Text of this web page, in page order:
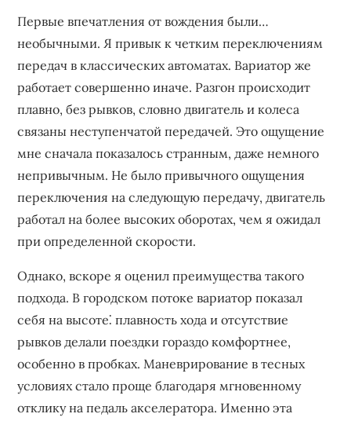
Первые впечатления от вождения были…
необычными. Я привык к четким переключениям
передач в классических автоматах. Вариатор же
работает совершенно иначе. Разгон происходит
плавно, без рывков, словно двигатель и колеса
связаны неступенчатой передачей. Это ощущение
мне сначала показалось странным, даже немного
непривычным. Не было привычного ощущения
переключения на следующую передачу, двигатель
работал на более высоких оборотах, чем я ожидал
при определенной скорости.
Однако, вскоре я оценил преимущества такого
подхода. В городском потоке вариатор показал
себя на высоте⁚ плавность хода и отсутствие
рывков делали поездки гораздо комфортнее,
особенно в пробках. Маневрирование в тесных
условиях стало проще благодаря мгновенному
отклику на педаль акселератора. Именно эта